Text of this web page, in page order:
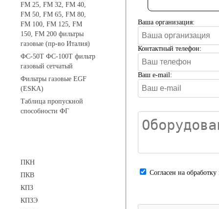
FM 25, FM 32, FM 40,
FM 50, FM 65, FM 80,
FM 100, FM 125, FM
150, FM 200 фильтры
газовые (пр-во Италия)
ФС-50Т ФС-100Т фильтр
газовый сетчатый
Фильтры газовые EGF
(ESKA)
Таблица пропускной
способности ФГ
ПКН
ПКВ
КПЗ
КПЗЭ
Ваша организация:
Контактный телефон:
Ваш e-mail:
Cогласен на